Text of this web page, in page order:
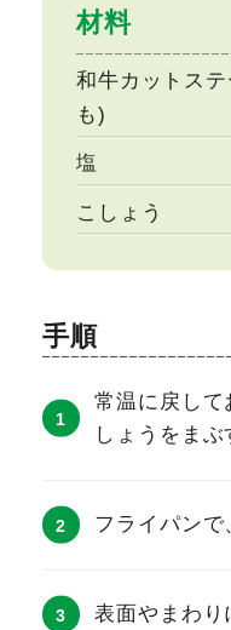
材料
和牛カットス
も)
塩
こしょう
手順
常温に戻して
しょうをまぶ
フライパンで
表面やまわり